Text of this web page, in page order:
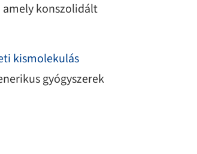
konszolidált
kismolekulás
gyógyszerek